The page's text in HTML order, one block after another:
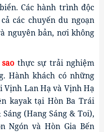
Các hành trình độc
các chuyến du ngoạn
nguyên bản, nơi không
thực sự trải nghiệm
Hành khách có những
Vịnh Lan Hạ và Vịnh Hạ
kayak tại Hòn Ba Trái
(Hang Sáng & Toi),
Ngón và Hòn Gia Bến